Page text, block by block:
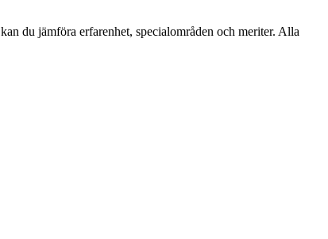
kan du jämföra erfarenhet, specialområden och meriter. Alla